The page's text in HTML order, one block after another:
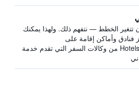
تتغير الخطط — نتفهم ذلك. ولهذا يمكنك
فنادق وأماكن إقامة على
HotelsCombined من وكالات السفر التي تقدم خدمة